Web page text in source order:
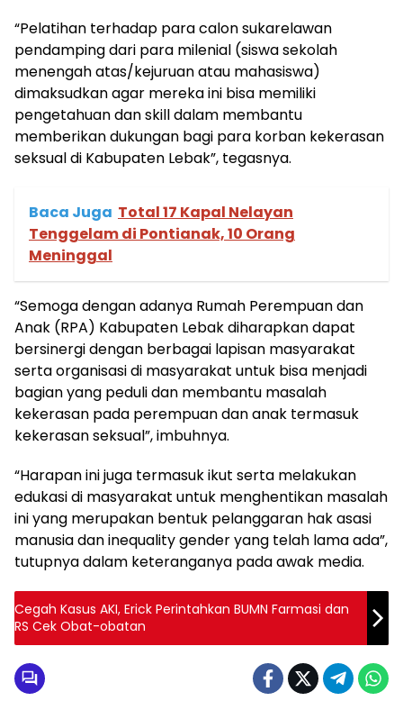
“Pelatihan terhadap para calon sukarelawan
pendamping dari para milenial (siswa sekolah
menengah atas/kejuruan atau mahasiswa)
dimaksudkan agar mereka ini bisa memiliki
pengetahuan dan skill dalam membantu
memberikan dukungan bagi para korban kekerasan
seksual di Kabupaten Lebak”, tegasnya.
Baca Juga Total 17 Kapal Nelayan
Tenggelam di Pontianak, 10 Orang
Meninggal
“Semoga dengan adanya Rumah Perempuan dan
Anak (RPA) Kabupaten Lebak diharapkan dapat
bersinergi dengan berbagai lapisan masyarakat
serta organisasi di masyarakat untuk bisa menjadi
bagian yang peduli dan membantu masalah
kekerasan pada perempuan dan anak termasuk
kekerasan seksual”, imbuhnya.
“Harapan ini juga termasuk ikut serta melakukan
edukasi di masyarakat untuk menghentikan masalah
ini yang merupakan bentuk pelanggaran hak asasi
manusia dan inequality gender yang telah lama ada”,
tutupnya dalam keteranganya pada awak media.
Cegah Kasus AKI, Erick Perintahkan BUMN Farmasi dan
RS Cek Obat-obatan